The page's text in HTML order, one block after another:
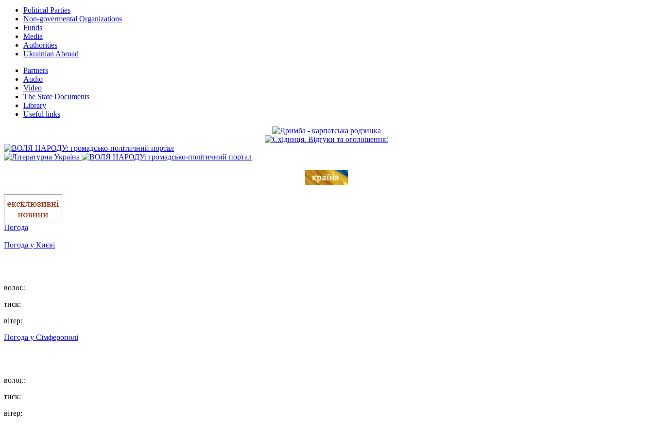
Political Parties
Non-govermental Organizations
Funds
Мedia
Authorities
Ukrainian Abroad
Partners
Audio
Video
The State Documents
Library
Useful links
Погода
Погода у Києві
волог.:
тиск:
вітер:
Погода у Сімферополі
волог.:
тиск:
вітер: